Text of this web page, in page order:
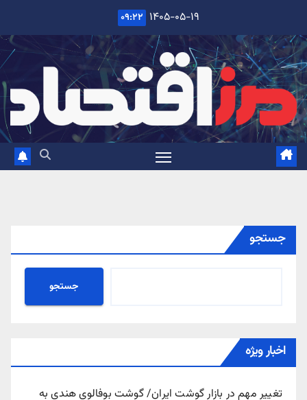
content
۱۴۰۵-۰۵-۱۹ ۰۹:۲۲
جستجو
جستجو
اخبار ویژه
تغییر مهم در بازار گوشت ایران/ گوشت بوفالوی هندی به